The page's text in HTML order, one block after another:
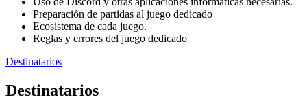
Preparación de partidas al juego dedicado
Ecosistema de cada juego.
Reglas y errores del juego dedicado
Destinatarios
Destinatarios